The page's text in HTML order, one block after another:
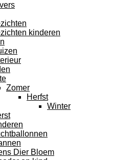
kinderen
Zomer
Herfst
Winter
Dier Bloem